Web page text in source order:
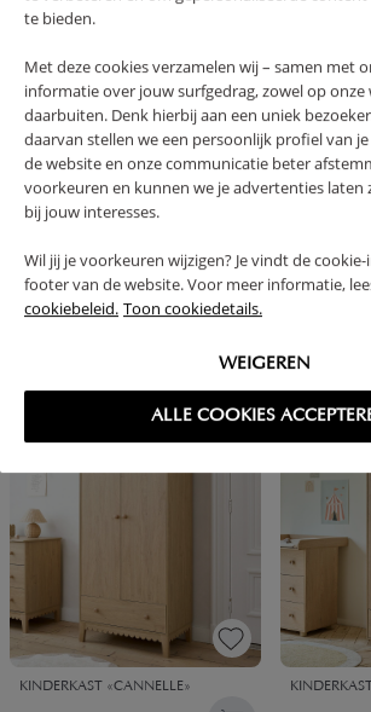
te bieden.
Met deze cookies verzamelen wij – samen met
informatie over jouw surfgedrag, zowel op onze
daarbuiten. Denk hierbij aan een uniek
daarvan stellen we een persoonlijk profiel van
de website en onze communicatie beter
voorkeuren en kunnen we je advertenties laten
bij jouw interesses.
Wil jij je voorkeuren wijzigen? Je vindt de
footer van de website. Voor meer informatie,
cookiebeleid. Toon cookiedetails.
WEIGEREN
ALLE COOKIES
499,
3 DEURS KLEDINGKAST «BOCCA» |
KINDERKAST «CANNELLE»